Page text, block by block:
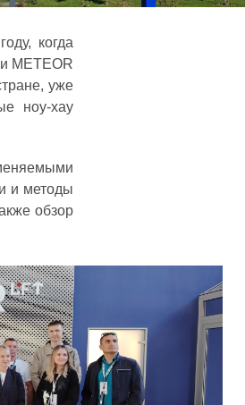
когда
METEOR
уже
ноу-хау
и методы
обзор